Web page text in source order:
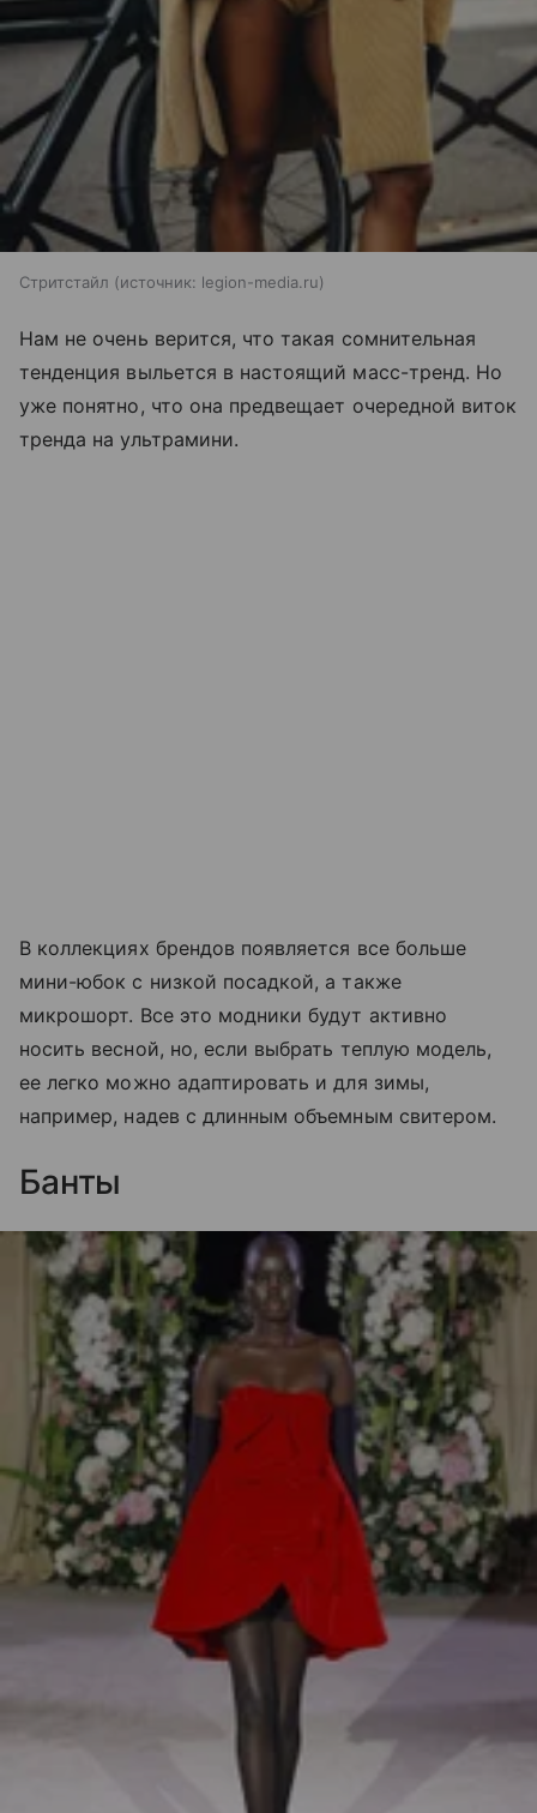
Стритстайл источник: legion-media.ru
Нам не очень верится, что такая сомнительная
тенденция выльется в настоящий масс-тренд. Но
уже понятно, что она предвещает очередной виток
тренда на ультрамини.
В коллекциях брендов появляется все больше
мини-юбок с низкой посадкой, а также
микрошорт. Все это модники будут активно
носить весной, но, если выбрать теплую модель,
ее легко можно адаптировать и для зимы,
например, надев с длинным объемным свитером.
Банты